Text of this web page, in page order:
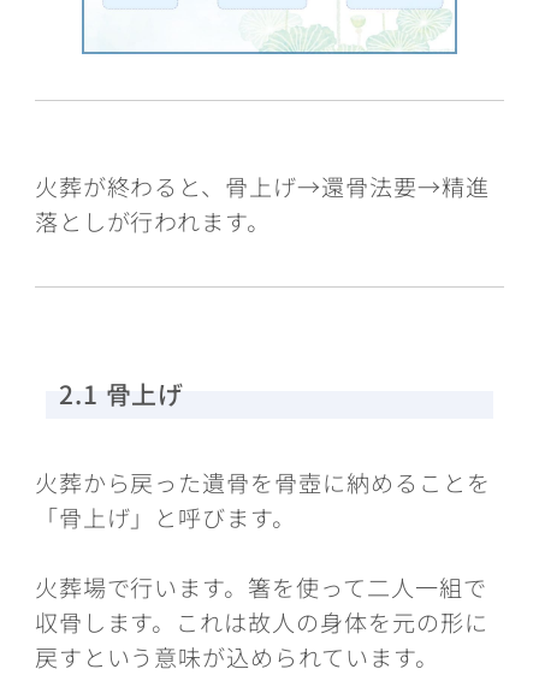
火葬が終わると、骨上げ→還骨法要→精進
落としが行われます。
2.1 骨上げ
火葬から戻った遺骨を骨壺に納めることを
「骨上げ」と呼びます。
火葬場で行います。箸を使って二人一組で
収骨します。これは故人の身体を元の形に
戻すという意味が込められています。